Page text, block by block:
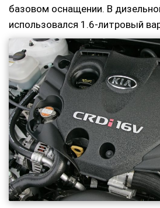
базовом оснащении. В
использовался 1.6-литровый